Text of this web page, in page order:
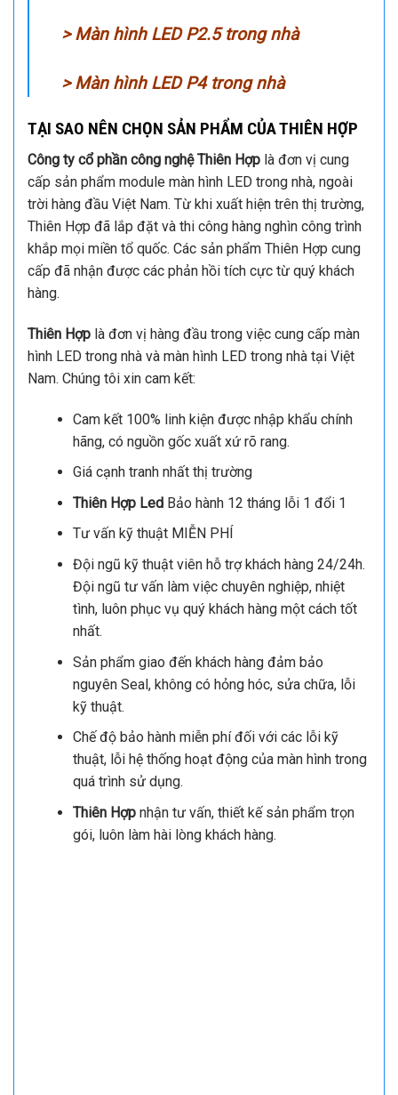
>Màn hình LED P2.5 trong nhà
>Màn hình LED P4 trong nhà
TẠI SAO NÊN CHỌN SẢN PHẨM CỦA THIÊN HỢP
Công ty cổ phần công nghệ Thiên Hợp là đơn vị cung
cấp sản phẩm module màn hình LED trong nhà, ngoài
trời hàng đầu Việt Nam. Từ khi xuất hiện trên thị trường,
Thiên Hợp đã lắp đặt và thi công hàng nghìn công trình
khắp mọi miền tổ quốc. Các sản phẩm Thiên Hợp cung
cấp đã nhận được các phản hồi tích cực từ quý khách
hàng.
Thiên Hợp là đơn vị hàng đầu trong việc cung cấp màn
hình LED trong nhà và màn hình LED trong nhà tại Việt
Nam. Chúng tôi xin cam kết:
Cam kết 100% linh kiện được nhập khẩu chính
hãng, có nguồn gốc xuất xứ rõ rang.
Giá cạnh tranh nhất thị trường
Thiên Hợp Led Bảo hành 12 tháng lỗi 1 đổi 1
Tư vấn kỹ thuật MIỄN PHÍ
Đội ngũ kỹ thuật viên hỗ trợ khách hàng 24/24h.
Đội ngũ tư vấn làm việc chuyên nghiệp, nhiệt
tình, luôn phục vụ quý khách hàng một cách tốt
nhất.
Sản phẩm giao đến khách hàng đảm bảo
nguyên Seal, không có hỏng hóc, sửa chữa, lỗi
kỹ thuật.
Chế độ bảo hành miễn phí đối với các lỗi kỹ
thuật, lỗi hệ thống hoạt động của màn hình trong
quá trình sử dụng.
Thiên Hợp nhận tư vấn, thiết kế sản phẩm trọn
gói, luôn làm hài lòng khách hàng.